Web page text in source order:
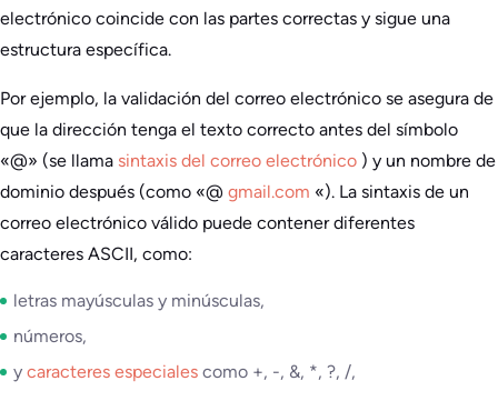
electrónico coincide con las partes correctas y sigue una
estructura específica.
Por ejemplo, la validación del correo electrónico se asegura de
que la dirección tenga el texto correcto antes del símbolo
«@» (se llama sintaxis del correo electrónico ) y un nombre de
dominio después (como «@ gmail.com «). La sintaxis de un
correo electrónico válido puede contener diferentes
caracteres ASCII, como:
letras mayúsculas y minúsculas,
números,
y caracteres especiales como +, -, &, *, ?, /,